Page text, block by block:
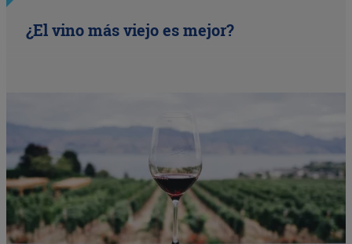
¿El vino más viejo es mejor?